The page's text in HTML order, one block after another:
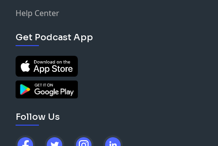
Help Center
Get Podcast App
Follow Us